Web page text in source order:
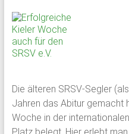
Die älteren SRSV-Segler
Jahren das Abitur gemacht
Woche in der